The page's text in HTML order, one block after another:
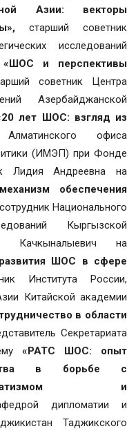
Азии: векторы
, старший советник
исследований
«ШОС и перспективы
советник Центра
Азербайджанской
лет ШОС: взгляд из
Алматинского офиса
(ИМЭП) при Фонде
Лидия Андреевна на
обеспечения
Национального
Кыргызской
Качкыналыевич на
ШОС в сфере
Института России,
Китайской академии
в области
Секретариата
«РАТС ШОС: опыт
в борьбе с
и
дипломатии и
Таджикского